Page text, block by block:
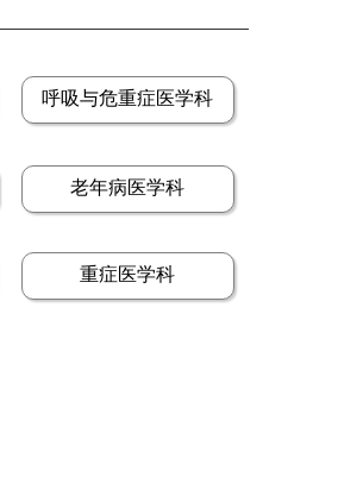
呼吸与危重症医学科
老年病医学科
重症医学科